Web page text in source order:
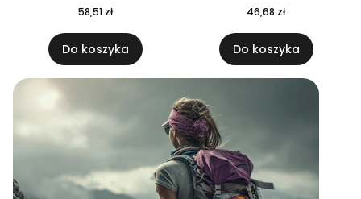
58,51 zł
Do koszyka
46,68 zł
Do koszyka